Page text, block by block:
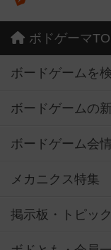
ボドゲーマ
ボードゲームを
ボードゲームの
ボードゲーム会
メカニクス特集
掲示板・トピッ